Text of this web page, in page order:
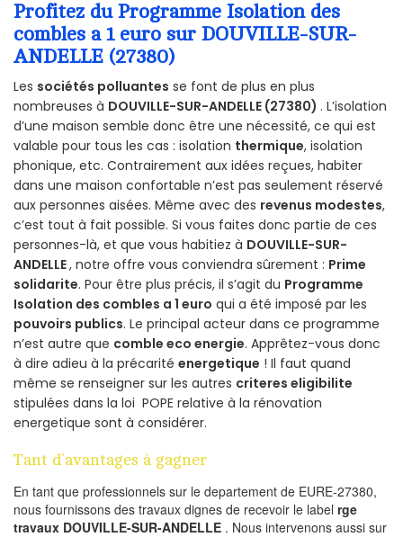
Profitez du Programme Isolation des
combles a 1 euro sur DOUVILLE-SUR-
ANDELLE (27380)
Les sociétés polluantes se font de plus en plus
nombreuses à DOUVILLE-SUR-ANDELLE (27380) . L’isolation
d’une maison semble donc être une nécessité, ce qui est
valable pour tous les cas : isolation thermique, isolation
phonique, etc. Contrairement aux idées reçues, habiter
dans une maison confortable n’est pas seulement réservé
aux personnes aisées. Même avec des revenus modestes,
c’est tout à fait possible. Si vous faites donc partie de ces
personnes-là, et que vous habitiez à DOUVILLE-SUR-
ANDELLE, notre offre vous conviendra sûrement : Prime
solidarite. Pour être plus précis, il s’agit du Programme
Isolation des combles a 1 euro qui a été imposé par les
pouvoirs publics. Le principal acteur dans ce programme
n’est autre que comble eco energie. Apprêtez-vous donc
à dire adieu à la précarité energetique ! Il faut quand
même se renseigner sur les autres criteres eligibilite
stipulées dans la loi POPE relative à la rénovation
energetique sont à considérer.
Tant d’avantages à gagner
En tant que professionnels sur le departement de EURE-27380,
nous fournissons des travaux dignes de recevoir le label rge
travaux DOUVILLE-SUR-ANDELLE . Nous intervenons aussi sur